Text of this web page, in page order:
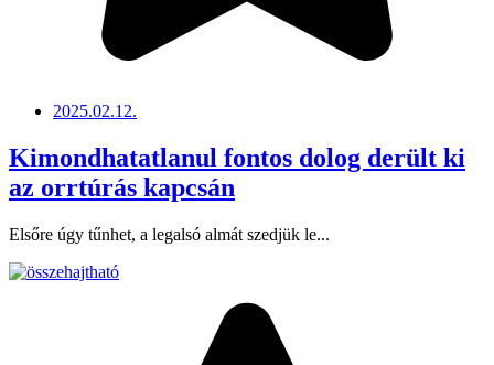
2025.02.12.
Kimondhatatlanul fontos dolog derült ki
az orrtúrás kapcsán
Elsőre úgy tűnhet, a legalsó almát szedjük le...